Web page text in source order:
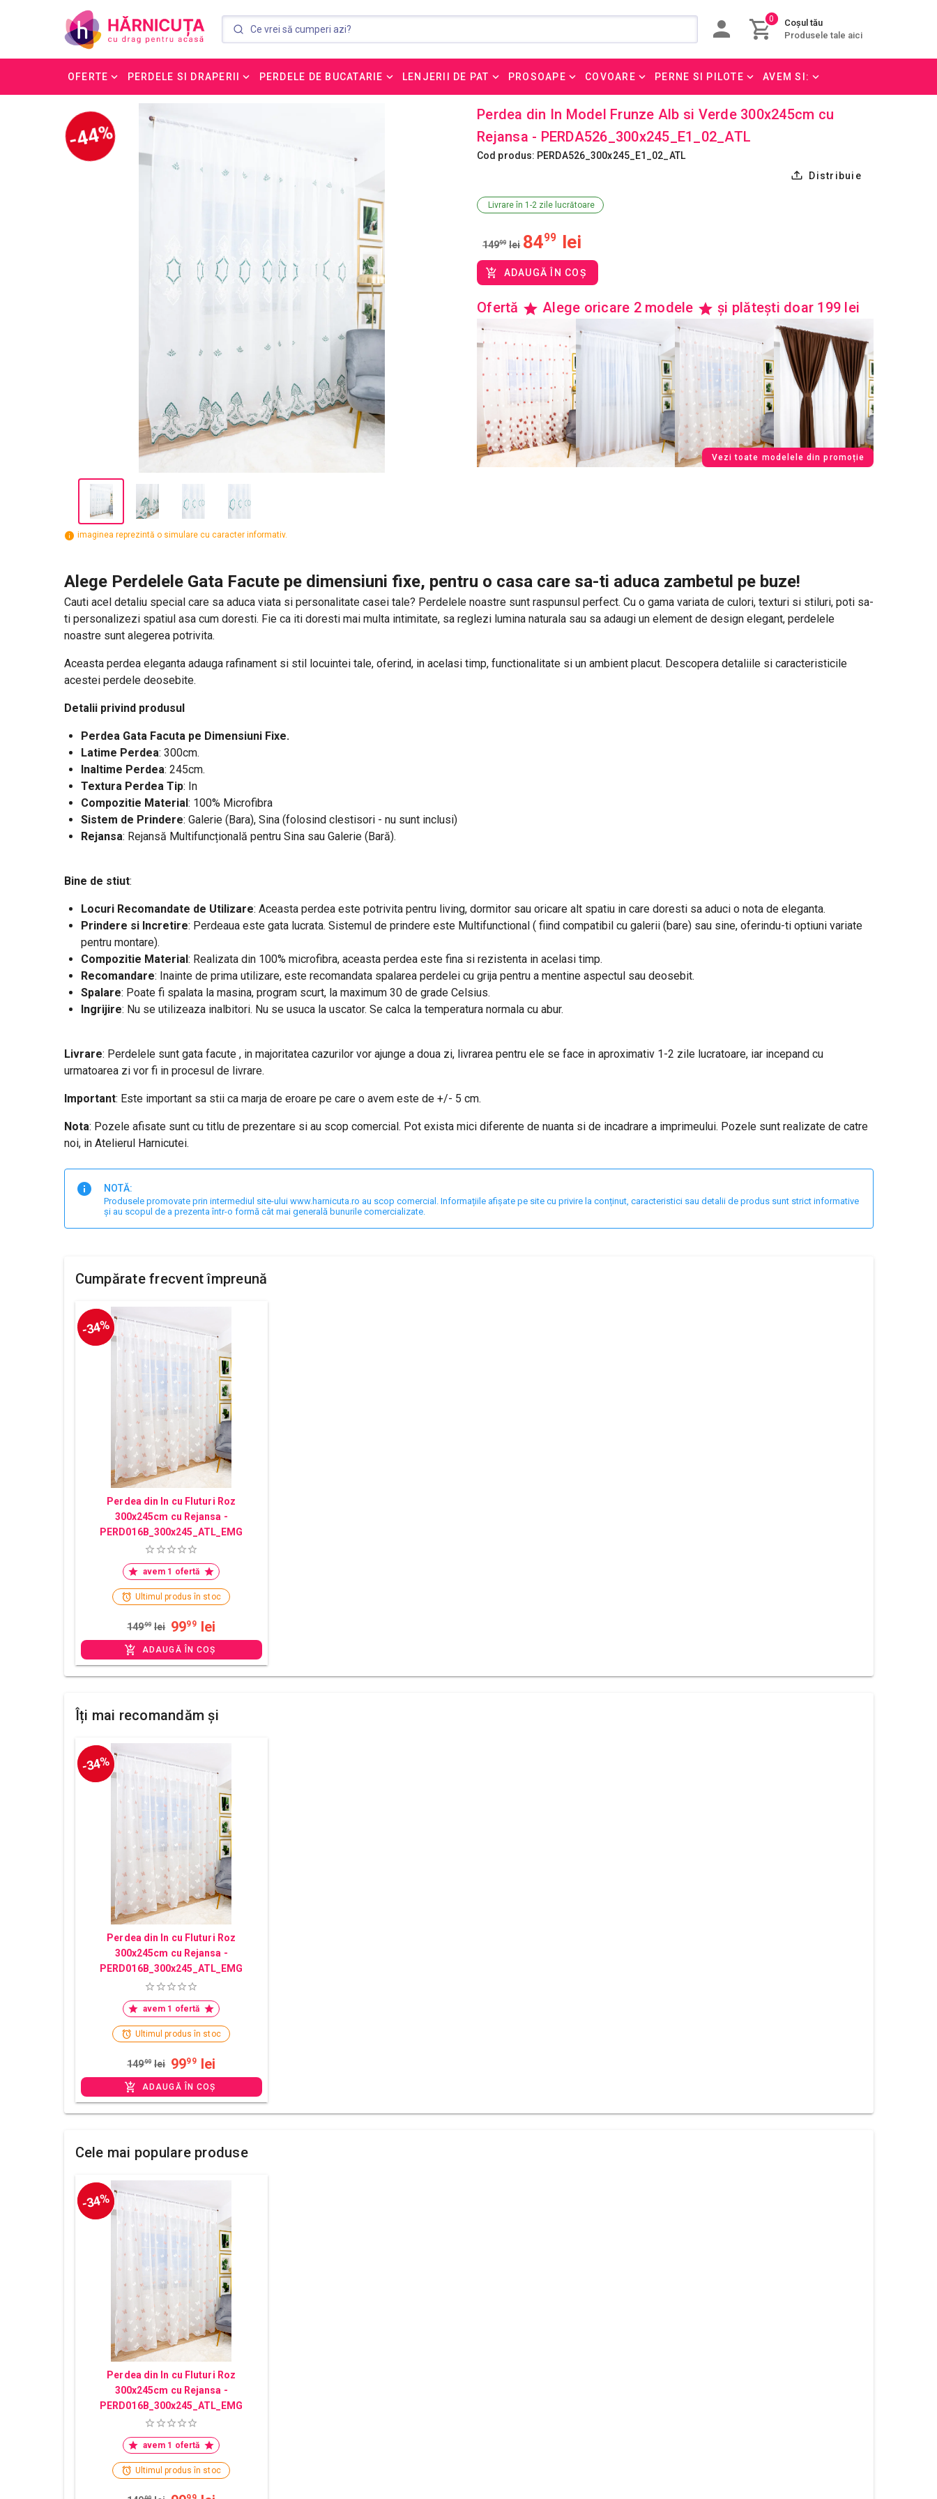
0
Coșul tău
Produsele tale aici
OFERTE PERDELE SI DRAPERII PERDELE DE BUCATARIE LENJERII DE PAT PROSOAPE COVOARE PERNE SI PILOTE AVEM SI:
-44%
imaginea reprezintă o simulare cu caracter informativ.
Perdea din In Model Frunze Alb si Verde 300x245cm cu
Rejansa - PERDA526_300x245_E1_02_ATL
Cod produs: PERDA526_300x245_E1_02_ATL
Distribuie
Livrare în 1-2 zile lucrătoare
14999 lei 8499 lei
ADAUGĂ ÎN COȘ
Ofertă Alege oricare 2 modele și plătești doar 199 lei
Vezi toate modelele din promoție
Alege Perdelele Gata Facute pe dimensiuni fixe, pentru o casa care sa-ti aduca zambetul pe buze!
Cauti acel detaliu special care sa aduca viata si personalitate casei tale? Perdelele noastre sunt raspunsul perfect. Cu o gama variata de culori, texturi si stiluri, poti sa-
ti personalizezi spatiul asa cum doresti. Fie ca iti doresti mai multa intimitate, sa reglezi lumina naturala sau sa adaugi un element de design elegant, perdelele
noastre sunt alegerea potrivita.
Aceasta perdea eleganta adauga rafinament si stil locuintei tale, oferind, in acelasi timp, functionalitate si un ambient placut. Descopera detaliile si caracteristicile
acestei perdele deosebite.
Detalii privind produsul
Perdea Gata Facuta pe Dimensiuni Fixe.
Latime Perdea: 300cm.
Inaltime Perdea: 245cm.
Textura Perdea Tip: In
Compozitie Material: 100% Microfibra
Sistem de Prindere: Galerie (Bara), Sina (folosind clestisori - nu sunt inclusi)
Rejansa: Rejansă Multifuncțională pentru Sina sau Galerie (Bară).
Bine de stiut:
Locuri Recomandate de Utilizare: Aceasta perdea este potrivita pentru living, dormitor sau oricare alt spatiu in care doresti sa aduci o nota de eleganta.
Prindere si Incretire: Perdeaua este gata lucrata. Sistemul de prindere este Multifunctional ( fiind compatibil cu galerii (bare) sau sine, oferindu-ti optiuni variate
pentru montare).
Compozitie Material: Realizata din 100% microfibra, aceasta perdea este fina si rezistenta in acelasi timp.
Recomandare: Inainte de prima utilizare, este recomandata spalarea perdelei cu grija pentru a mentine aspectul sau deosebit.
Spalare: Poate fi spalata la masina, program scurt, la maximum 30 de grade Celsius.
Ingrijire: Nu se utilizeaza inalbitori. Nu se usuca la uscator. Se calca la temperatura normala cu abur.
Livrare: Perdelele sunt gata facute , in majoritatea cazurilor vor ajunge a doua zi, livrarea pentru ele se face in aproximativ 1-2 zile lucratoare, iar incepand cu
urmatoarea zi vor fi in procesul de livrare.
Important: Este important sa stii ca marja de eroare pe care o avem este de +/- 5 cm.
Nota: Pozele afisate sunt cu titlu de prezentare si au scop comercial. Pot exista mici diferente de nuanta si de incadrare a imprimeului. Pozele sunt realizate de catre
noi, in Atelierul Harnicutei.
NOTĂ:
Produsele promovate prin intermediul site-ului www.harnicuta.ro au scop comercial. Informațiile afișate pe site cu privire la conținut, caracteristici sau detalii de produs sunt strict informative
și au scopul de a prezenta într-o formă cât mai generală bunurile comercializate.
Cumpărate frecvent împreună
-34%
Perdea din In cu Fluturi Roz
300x245cm cu Rejansa -
PERD016B_300x245_ATL_EMG
avem 1 ofertă
Ultimul produs în stoc
14999 lei 9999 lei
ADAUGĂ ÎN COȘ
Îți mai recomandăm și
-34%
Perdea din In cu Fluturi Roz
300x245cm cu Rejansa -
PERD016B_300x245_ATL_EMG
avem 1 ofertă
Ultimul produs în stoc
14999 lei 9999 lei
ADAUGĂ ÎN COȘ
Cele mai populare produse
-34%
Perdea din In cu Fluturi Roz
300x245cm cu Rejansa -
PERD016B_300x245_ATL_EMG
avem 1 ofertă
Ultimul produs în stoc